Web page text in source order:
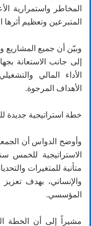
المخاطر واستمرارية
المتبرعين وتعظيم أثرها
وبيّن أن جميع المشاريع
إلى جانب الاستعانة
الأداء المالي
الأهداف المرجوة.
خطة استراتيجية جديدة
وأوضح الدواس أن
الاستراتيجية للخمس
متأنية للمتغيرات
والإنساني، بهدف تعزيز
المؤسسي.
مشيراً إلى أن الخطة